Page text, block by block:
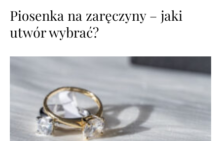
Piosenka na zaręczyny – jaki
utwór wybrać?